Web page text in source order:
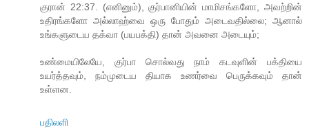
குரான் 22:37. (எனினும்), குர்பானியின் மாமிசங்களோ, அவற்றின்
உதிரங்களோ அல்லாஹ்வை ஒரு போதும் அடைவதில்லை; ஆனால்
உங்களுடைய தக்வா (பயபக்தி) தான் அவனை அடையும்;
உண்மையிலேயே, குர்பா சொல்வது நாம் கடவுளின் பக்தியை
உயர்த்தவும், நம்முடைய தியாக உணர்வை பெருக்கவும் தான்
உள்ளன.
பதிலளி